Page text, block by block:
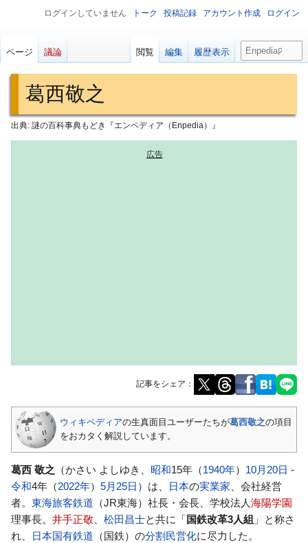
葛西敬之
出典: 謎の百科事典もどき『エンペディア（Enpedia）』
記事をシェア：
ビ
ー
シ
ョ
ン
に
索
移
動
ウィキペディアの生真面目ユーザーたちが葛西敬之の項目
をおカタく解説しています。
葛西 敬之 （かさい よしゆき、 昭和15年（1940年） 10月20日 -
令和4年（2022年） 5月25日 ）は、 日本の実業家 、会社経営
者。 東海旅客鉄道 （JR東海）社長・会長、学校法人海陽学園
理事長。 井手正敬 松田昌士と共に「国鉄改革3人組 」と称さ
れ、
日本国有鉄道 （国鉄）の分割民営化に尽力した。
ログインしていません トーク 投稿記録 アカウント作成 ログイン
ページ 議論 閲覧 編集 履歴表示
検
索